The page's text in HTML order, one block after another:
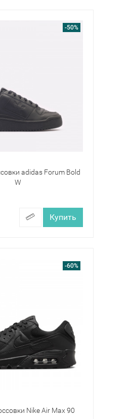
-50%
adidas Forum Bold
W
Купить
-60%
Nike Air Max 90